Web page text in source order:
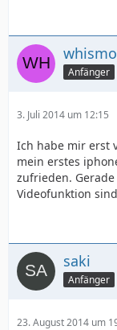
Anfänger
3. Juli 2014 um 12:15
Ich habe mir erst
mein erstes
zufrieden.
Videofunktion
saki
Anfänger
23. August 2014 um